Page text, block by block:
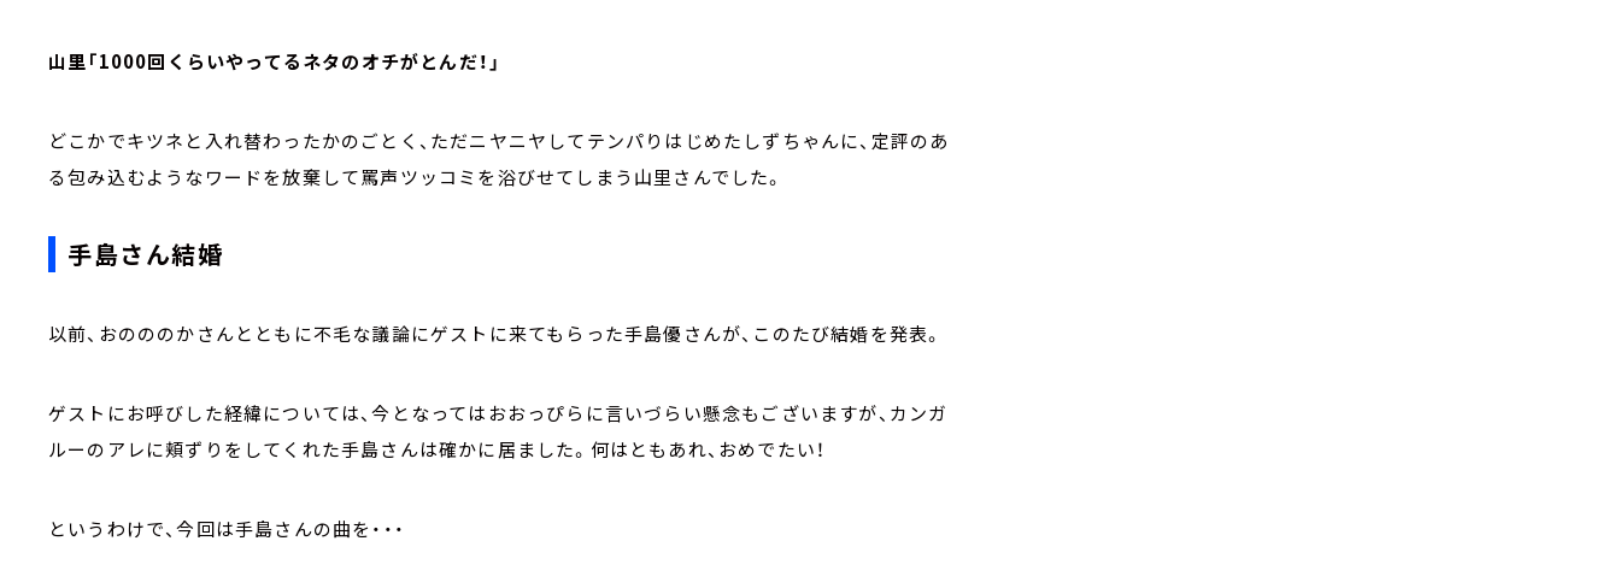
山里「1000回くらいやってるネタのオチがとんだ！」
どこかでキツネと入れ替わったかのごとく、ただニヤニヤしてテンパりはじめたしずちゃんに、定評のあ
る包み込むようなワードを放棄して罵声ツッコミを浴びせてしまう山里さんでした。
手島さん結婚
以前、おのののかさんとともに不毛な議論にゲストに来てもらった手島優さんが、このたび結婚を発表。
ゲストにお呼びした経緯については、今となってはおおっぴらに言いづらい懸念もございますが、カンガ
ルーのアレに頬ずりをしてくれた手島さんは確かに居ました。何はともあれ、おめでたい！
というわけで、今回は手島さんの曲を・・・